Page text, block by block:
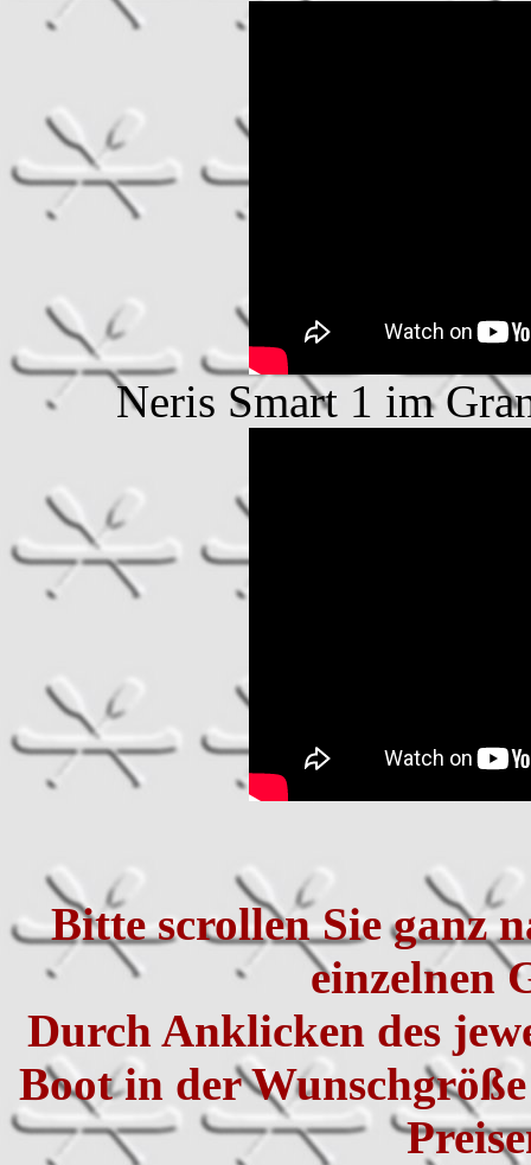
Neris Smart 1 im
Bitte scrollen Sie ganz
einzelnen
Durch Anklicken des
Boot in der